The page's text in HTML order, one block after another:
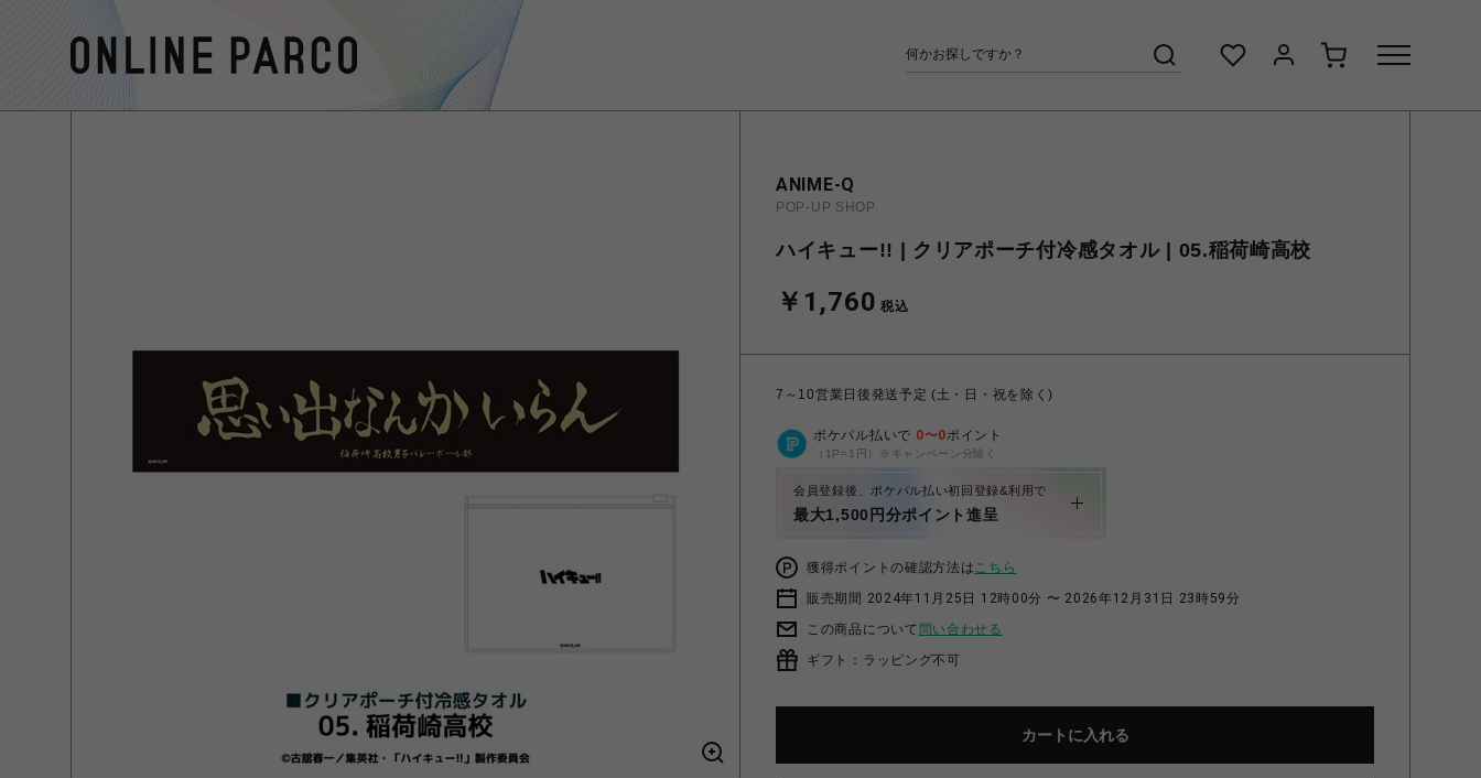
ANIME-Q
POP-UP SHOP
ハイキュー!! | クリアポーチ付冷感タオル | 05.稲荷崎高校
￥1,760 税込
7～10営業日後発送予定 (土・日・祝を除く)
ポケパル払いで 0〜0ポイント
（1P=1円）※キャンペーン分除く
会員登録後、ポケパル払い初回登録&利用で
最大1,500円分ポイント進呈
獲得ポイントの確認方法はこちら
販売期間 2024年11月25日 12時00分 〜 2026年12月31日 23時59分
この商品について 問い合わせる
ギフト：ラッピング不可
カートに入れる